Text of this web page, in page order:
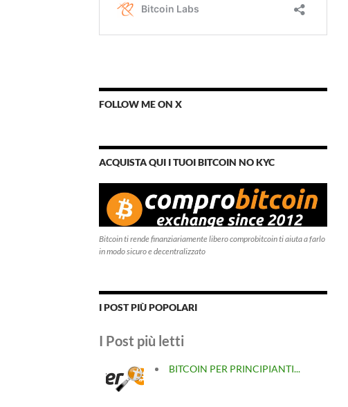
FOLLOW ME ON X
ACQUISTA QUI I TUOI BITCOIN NO KYC
Bitcoin ti rende finanziariamente libero comprobitcoin ti aiuta a farlo
in modo sicuro e decentralizzato
I POST PIÙ POPOLARI
I Post più letti
BITCOIN PER PRINCIPIANTI...